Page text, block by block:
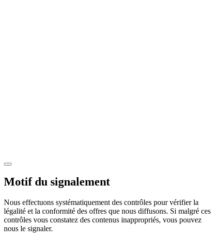
Motif du signalement
Nous effectuons systématiquement des contrôles pour vérifier la
légalité et la conformité des offres que nous diffusons. Si malgré ces
contrôles vous constatez des contenus inappropriés, vous pouvez
nous le signaler.